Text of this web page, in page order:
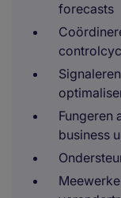
forecasts
Fungeren
business